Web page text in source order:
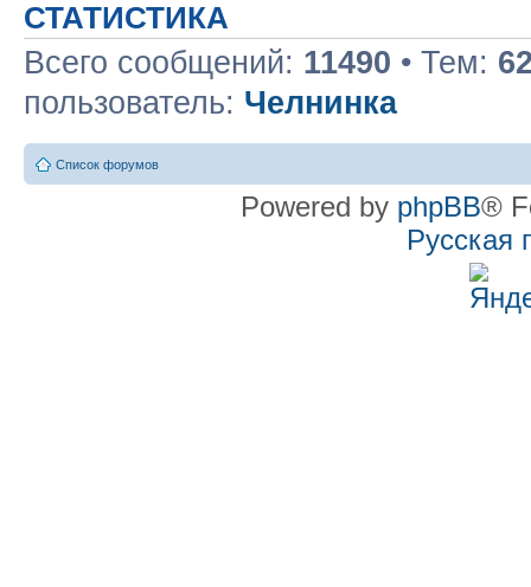
СТАТИСТИКА
Всего сообщений: 11490 • Тем:
пользователь: Челнинка
Список форумов
Powered by phpBB®
Русская